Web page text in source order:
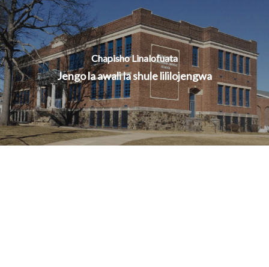
Chapisho Linalofuata
Jengo la awali la shule lililojengwa